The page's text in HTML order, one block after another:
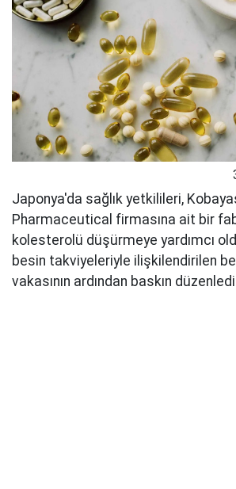
Japonya'da sağlık yetkilileri,
Pharmaceutical firmasına ait bir
kolesterolü düşürmeye yardımcı
besin takviyeleriyle ilişkilendirilen
vakasının ardından baskın